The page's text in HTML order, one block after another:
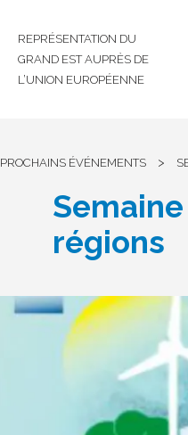
REPRÉSENTATION DU
GRAND EST AUPRÈS DE
L’UNION EUROPÉENNE
PROCHAINS ÉVÉNEMENTS >
régions